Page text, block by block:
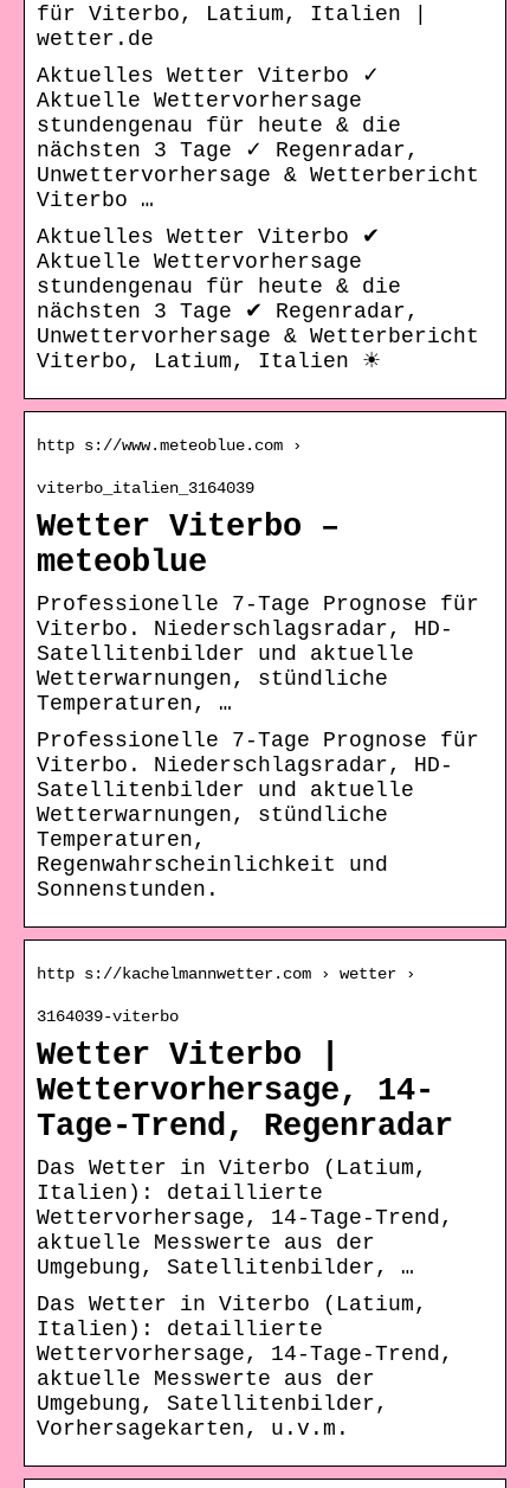
für Viterbo, Latium, Italien |
wetter.de
Aktuelles Wetter Viterbo ✓
Aktuelle Wettervorhersage
stundengenau für heute & die
nächsten 3 Tage ✓ Regenradar,
Unwettervorhersage & Wetterbericht
Viterbo …
Aktuelles Wetter Viterbo ✔
Aktuelle Wettervorhersage
stundengenau für heute & die
nächsten 3 Tage ✔ Regenradar,
Unwettervorhersage & Wetterbericht
Viterbo, Latium, Italien ☀
http s://www.meteoblue.com ›
viterbo_italien_3164039
Wetter Viterbo –
meteoblue
Professionelle 7-Tage Prognose für
Viterbo. Niederschlagsradar, HD-
Satellitenbilder und aktuelle
Wetterwarnungen, stündliche
Temperaturen, …
Professionelle 7-Tage Prognose für
Viterbo. Niederschlagsradar, HD-
Satellitenbilder und aktuelle
Wetterwarnungen, stündliche
Temperaturen,
Regenwahrscheinlichkeit und
Sonnenstunden.
http s://kachelmannwetter.com › wetter ›
3164039-viterbo
Wetter Viterbo |
Wettervorhersage, 14-
Tage-Trend, Regenradar
Das Wetter in Viterbo (Latium,
Italien): detaillierte
Wettervorhersage, 14-Tage-Trend,
aktuelle Messwerte aus der
Umgebung, Satellitenbilder, …
Das Wetter in Viterbo (Latium,
Italien): detaillierte
Wettervorhersage, 14-Tage-Trend,
aktuelle Messwerte aus der
Umgebung, Satellitenbilder,
Vorhersagekarten, u.v.m.